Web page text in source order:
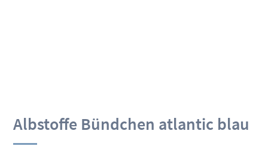
Albstoffe Bündchen atlantic blau